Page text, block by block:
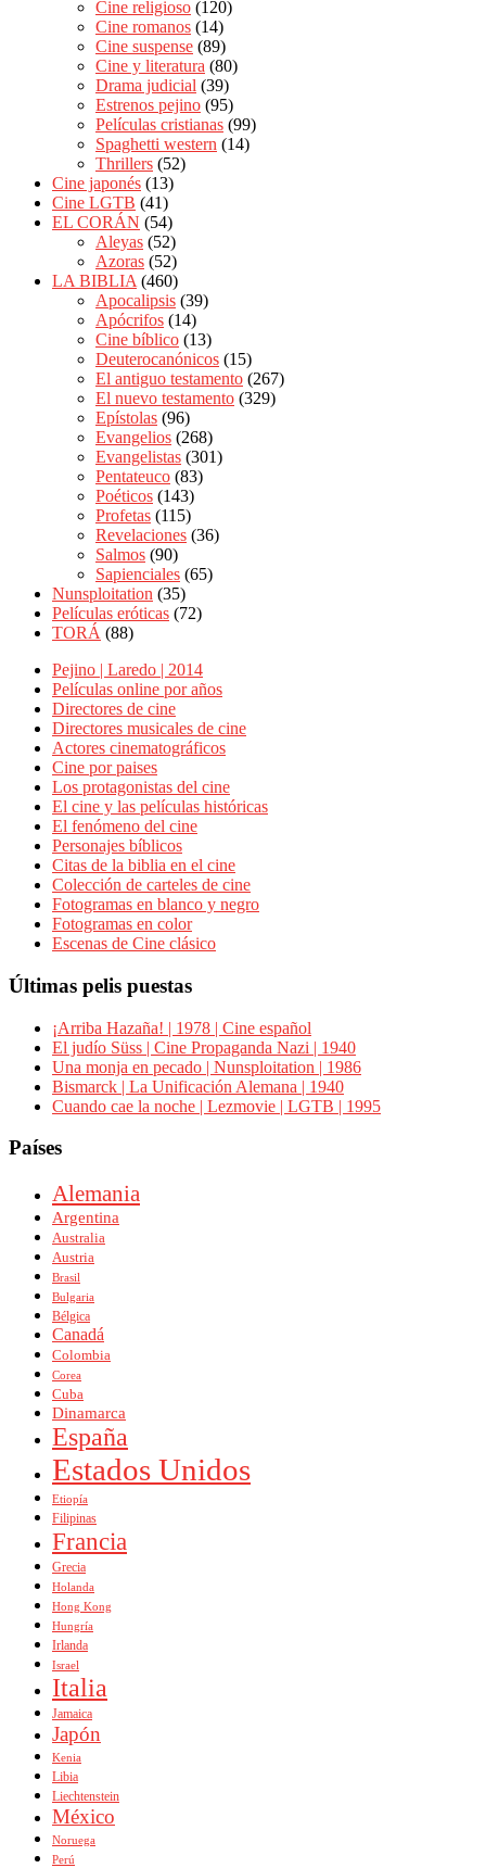
Cine religioso (120)
Cine romanos (14)
Cine suspense (89)
Cine y literatura (80)
Drama judicial (39)
Estrenos pejino (95)
Películas cristianas (99)
Spaghetti western (14)
Thrillers (52)
Cine japonés (13)
Cine LGTB (41)
EL CORÁN (54)
Aleyas (52)
Azoras (52)
LA BIBLIA (460)
Apocalipsis (39)
Apócrifos (14)
Cine bíblico (13)
Deuterocanónicos (15)
El antiguo testamento (267)
El nuevo testamento (329)
Epístolas (96)
Evangelios (268)
Evangelistas (301)
Pentateuco (83)
Poéticos (143)
Profetas (115)
Revelaciones (36)
Salmos (90)
Sapienciales (65)
Nunsploitation (35)
Películas eróticas (72)
TORÁ (88)
Pejino | Laredo | 2014
Películas online por años
Directores de cine
Directores musicales de cine
Actores cinematográficos
Cine por paises
Los protagonistas del cine
El cine y las películas históricas
El fenómeno del cine
Personajes bíblicos
Citas de la biblia en el cine
Colección de carteles de cine
Fotogramas en blanco y negro
Fotogramas en color
Escenas de Cine clásico
Últimas pelis puestas
¡Arriba Hazaña! | 1978 | Cine español
El judío Süss | Cine Propaganda Nazi | 1940
Una monja en pecado | Nunsploitation | 1986
Bismarck | La Unificación Alemana | 1940
Cuando cae la noche | Lezmovie | LGTB | 1995
Países
Alemania
Argentina
Australia
Austria
Brasil
Bulgaria
Bélgica
Canadá
Colombia
Corea
Cuba
Dinamarca
España
Estados Unidos
Etiopía
Filipinas
Francia
Grecia
Holanda
Hong Kong
Hungría
Irlanda
Israel
Italia
Jamaica
Japón
Kenia
Libia
Liechtenstein
México
Noruega
Perú